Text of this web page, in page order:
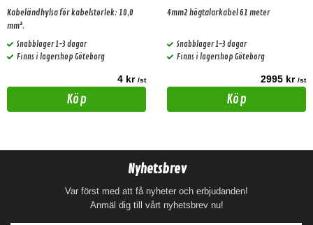
Kabeländhylsa för kabelstorlek: 10,0
mm².
Snabblager 1-3 dagar
Finns i lagershop Göteborg
4 kr /st
Köp
4mm2 högtalarkabel 61 meter
Snabblager 1-3 dagar
Finns i lagershop Göteborg
2995 kr /st
Köp
Nyhetsbrev
Var först med att få nyheter och erbjudanden!
Anmäl dig till vårt nyhetsbrev nu!